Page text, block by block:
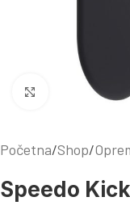
Kliknite za
Početna Shop
Speedo